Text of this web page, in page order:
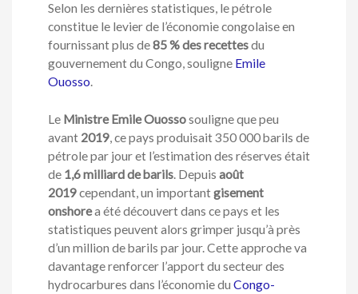
Selon les dernières statistiques, le pétrole
constitue le levier de l’économie congolaise en
fournissant plus de85 % des recettesdu
gouvernement du Congo, souligne Emile
Ouosso.
Le Ministre Emile Ouossosouligne que peu
avant 2019 , ce pays produisait 350 000 barils de
pétrole par jour et l’estimation des réserves était
de 1,6 milliard de barils . Depuis août
2019cependant, un importantgisement
onshorea été découvert dans ce pays et les
statistiques peuvent alors grimper jusqu’à près
d’un million de barils par jour. Cette approche va
davantage renforcer l’apport du secteur des
hydrocarbures dans l’économie du Congo-